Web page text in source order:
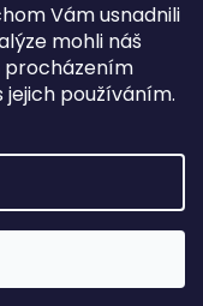
Vám usnadnili
mohli náš
procházením
používáním.
od 2500
. Všechna práva